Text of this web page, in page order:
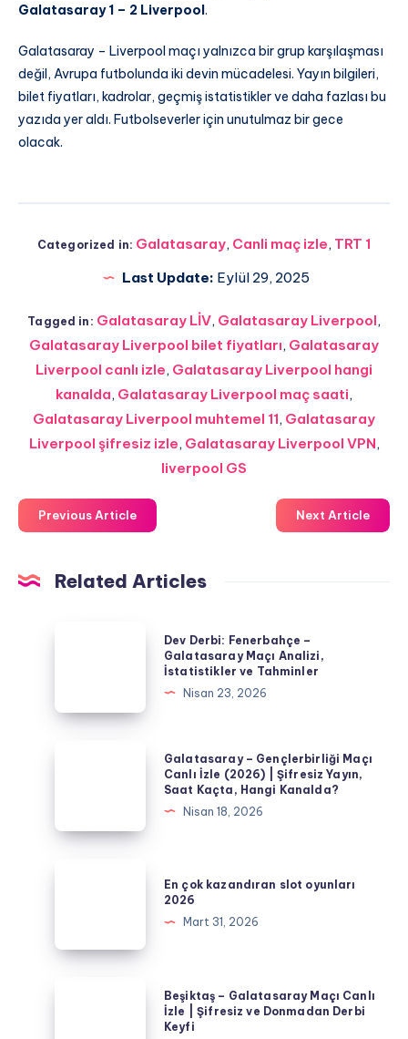
Galatasaray 1 – 2 Liverpool.
Galatasaray – Liverpool maçı yalnızca bir grup karşılaşması
değil, Avrupa futbolunda iki devin mücadelesi. Yayın bilgileri,
bilet fiyatları, kadrolar, geçmiş istatistikler ve daha fazlası bu
yazıda yer aldı. Futbolseverler için unutulmaz bir gece
olacak.
Categorized in: Galatasaray, Canli maç izle, TRT 1
Last Update: Eylül 29, 2025
Tagged in: Galatasaray LİV, Galatasaray Liverpool,
Galatasaray Liverpool bilet fiyatları, Galatasaray
Liverpool canlı izle, Galatasaray Liverpool hangi
kanalda, Galatasaray Liverpool maç saati,
Galatasaray Liverpool muhtemel 11, Galatasaray
Liverpool şifresiz izle, Galatasaray Liverpool VPN,
liverpool GS
Previous Article Next Article
Related Articles
Galatasaray
Tahminler
Dev Derbi: Fenerbahçe –
Galatasaray Maçı Analizi,
İstatistikler ve Tahminler
Nisan 23, 2026
Canlı
Yayın,
Galatasaray – Gençlerbirliği Maçı
Canlı İzle (2026) | Şifresiz Yayın,
Saat Kaçta, Hangi Kanalda?
Nisan 18, 2026
oyunları
En çok kazandıran slot oyunları
2026
Mart 31, 2026
Beşiktaş – Galatasaray Maçı Canlı
İzle | Şifresiz ve Donmadan Derbi
Keyfi